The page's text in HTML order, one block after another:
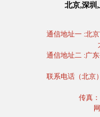
北京,深圳
通信地址一 :北
通信地址二 :广
联系电话（北京
传真